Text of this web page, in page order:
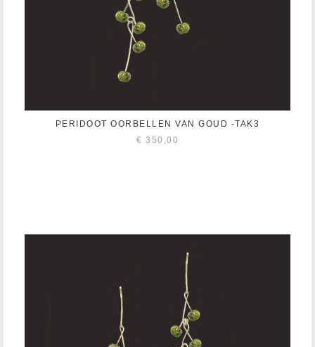
PERIDOOT OORBELLEN VAN GOUD -TAK3
€ 350,00